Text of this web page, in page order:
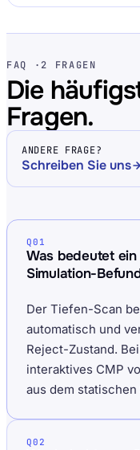
FAQ · 2 FRAGEN
Die
Fragen.
ANDERE FRAGE?
Schreiben Sie uns
Q01
Was bedeutet
Simulation-
Der Tiefen-Scan
automatisch und
Reject-Zustand.
interaktives CMP
aus dem
Q02